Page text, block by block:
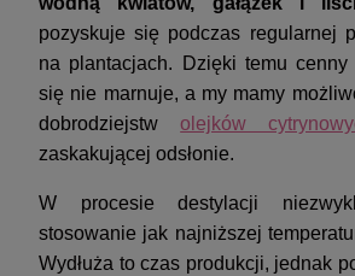
pozyskuje się podczas regularnej
na plantacjach. Dzięki temu cenny
się nie marnuje, a my mamy
dobrodziejstwolejków
zaskakującej odsłonie.
W procesie destylacji
stosowanie jak najniższej
Wydłuża to czas produkcji, jednak